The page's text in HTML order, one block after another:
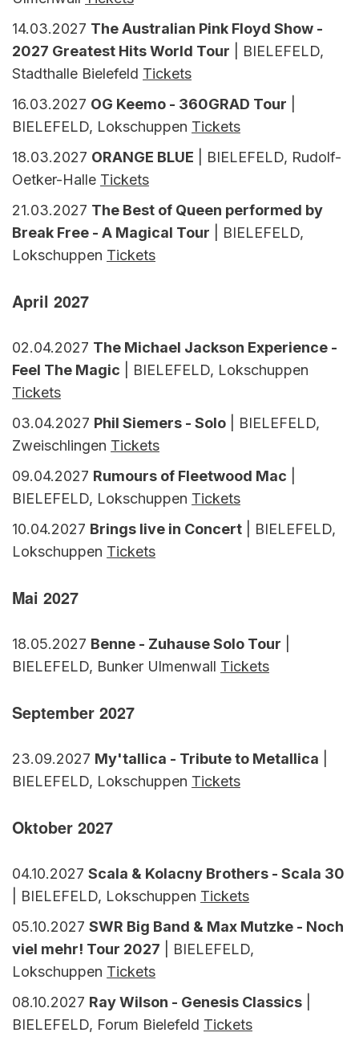
14.03.2027 The Australian Pink Floyd Show -
2027 Greatest Hits World Tour | BIELEFELD,
Stadthalle Bielefeld Tickets
16.03.2027 OG Keemo - 360GRAD Tour
BIELEFELD, Lokschuppen Tickets
18.03.2027 ORANGE BLUE | BIELEFELD, Rudolf-
Oetker-Halle Tickets
21.03.2027 The Best of Queen performed by
Break Free - A Magical Tour | BIELEFELD,
Lokschuppen Tickets
April 2027
02.04.2027 The Michael Jackson Experience -
Feel The Magic | BIELEFELD, Lokschuppen
Tickets
03.04.2027 Phil Siemers - Solo | BIELEFELD,
Zweischlingen Tickets
09.04.2027 Rumours of Fleetwood Mac
BIELEFELD, Lokschuppen Tickets
10.04.2027 Brings live in Concert | BIELEFELD,
Lokschuppen Tickets
Mai 2027
18.05.2027 Benne - Zuhause Solo Tour
BIELEFELD, Bunker Ulmenwall Tickets
September 2027
23.09.2027 My'tallica - Tribute to Metallica
BIELEFELD, Lokschuppen Tickets
Oktober 2027
04.10.2027 Scala & Kolacny Brothers - Scala 30
| BIELEFELD, Lokschuppen Tickets
05.10.2027 SWR Big Band & Max Mutzke - Noch
viel mehr! Tour 2027 | BIELEFELD,
Lokschuppen Tickets
08.10.2027 Ray Wilson - Genesis Classics
BIELEFELD, Forum Bielefeld Tickets